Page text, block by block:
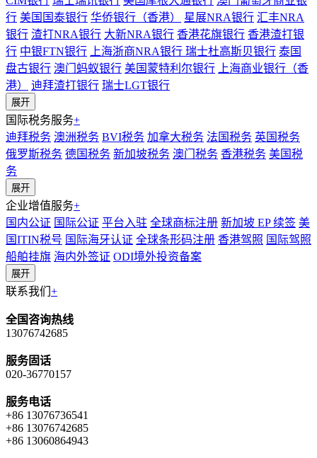
行 美国国泰银行 华侨银行（香港） 星展NRA银行 汇丰NRA
银行 渣打NRA银行 大新NRA银行 香港花旗银行 香港渣打银
行 中银FTN银行 上海浙商NRA银行 瑞士杜高斯贝银行 泰国
盘古银行 澳门蚂蚁银行 美国蒙特利尔银行
上海商业银行（香
港）
迪拜渣打银行 瑞士LGT银行
展开
国际税务服务+
迪拜税务 澳洲税务 BVI税务 加拿大税务 法国税务 英国税务
俄罗斯税务 德国税务 新加坡税务 澳门税务 香港税务 美国税
务
展开
企业增值服务+
国内公证 国际公证 平台入驻 全球商标注册 新加坡 EP 续签 美
国ITIN税号 国际海牙认证 全球条形码注册 香港驾照 国际驾照
船舶挂旗 海内外签证 ODI境外投资备案
展开
联系我们 +
全国咨询热线
13076742685
服务固话
020-36770157
服务电话
+86 13076736541
+86 13076742685
+86 13060864943